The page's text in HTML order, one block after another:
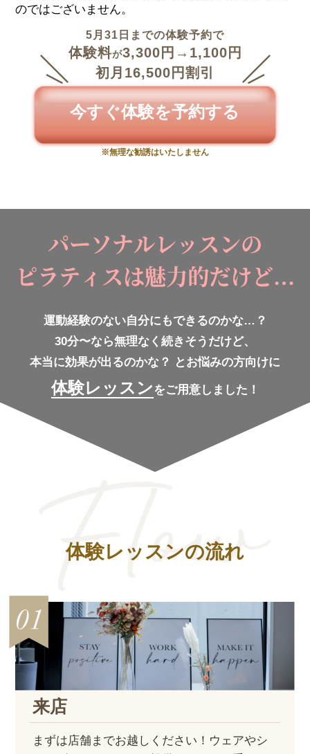
5月31日までの体験予約で
体験料が3,300円 →1,100円
初月16,500円割引
今すぐ体験を予約する
※無理な勧誘はいたしません
パーソナルレッスンの
ピラティスは魅力的だけど…
運動経験のない自分にもできるのかな…？
30分〜なら無理なく続きそうだけど、
本当に効果が出るのかな？
とお悩みの方向けに
体験レッスン をご用意しました！
体験レッスンの流れ
来店
まずは店舗までお越しください！ウェアやシ